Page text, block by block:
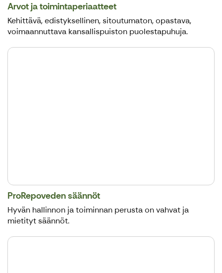
Arvot ja toimintaperiaatteet
Kehittävä, edistyksellinen, sitoutumaton, opastava,
voimaannuttava kansallispuiston puolestapuhuja.
ProRepoveden säännöt
Hyvän hallinnon ja toiminnan perusta on vahvat ja
mietityt säännöt.